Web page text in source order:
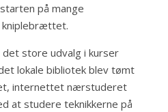
på mange
store udvalg i kurser
lokale bibliotek blev tømt
internettet nærstuderet
at studere teknikkerne på